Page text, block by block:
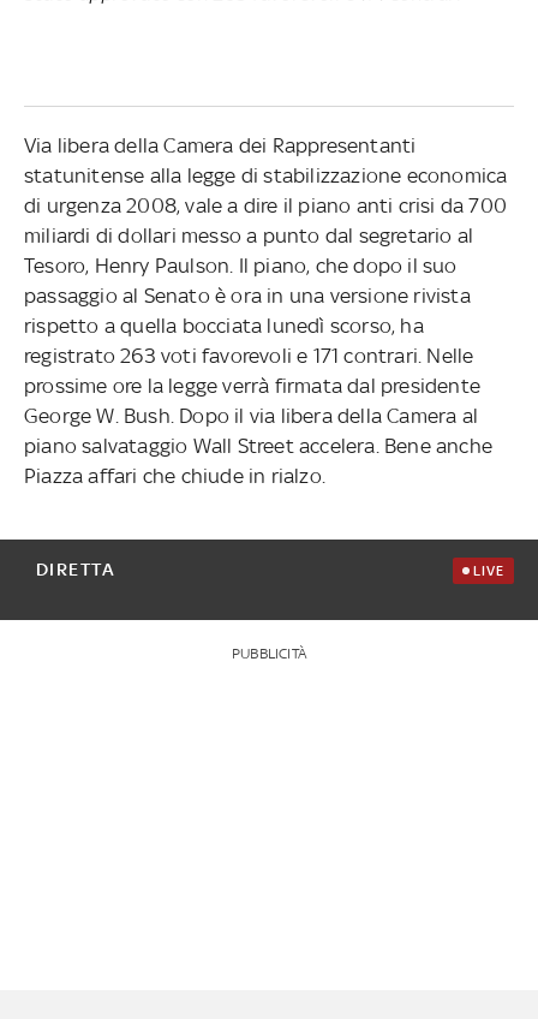
Via libera della Camera dei Rappresentanti
statunitense alla legge di stabilizzazione economica
di urgenza 2008, vale a dire il piano anti crisi da 700
miliardi di dollari messo a punto dal segretario al
Tesoro, Henry Paulson. Il piano, che dopo il suo
passaggio al Senato è ora in una versione rivista
rispetto a quella bocciata lunedì scorso, ha
registrato 263 voti favorevoli e 171 contrari. Nelle
prossime ore la legge verrà firmata dal presidente
George W. Bush. Dopo il via libera della Camera al
piano salvataggio Wall Street accelera. Bene anche
Piazza affari che chiude in rialzo.
DIRETTA LIVE
PUBBLICITÀ